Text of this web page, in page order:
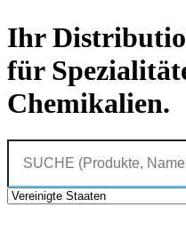
Ihr
für
Chemikalien.